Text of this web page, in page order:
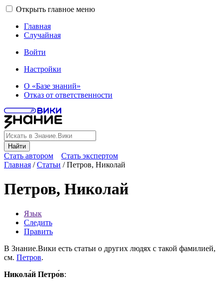
Открыть главное меню
Главная
Случайная
Войти
Настройки
О «Базе знаний»
Отказ от ответственности
Найти
Стать автором
Стать экспертом
Главная /Статьи /Петров, Николай
Петров, Николай
Язык
Следить
Править
В Знание.Вики есть статьи о других людях с такой фамилией,
см. Петров.
Никола́й Петро́в: